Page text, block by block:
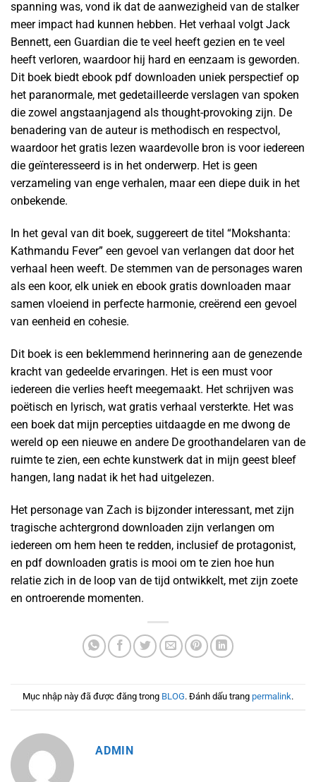
spanning was, vond ik dat de aanwezigheid van de stalker
meer impact had kunnen hebben. Het verhaal volgt Jack
Bennett, een Guardian die te veel heeft gezien en te veel
heeft verloren, waardoor hij hard en eenzaam is geworden.
Dit boek biedt ebook pdf downloaden uniek perspectief op
het paranormale, met gedetailleerde verslagen van spoken
die zowel angstaanjagend als thought-provoking zijn. De
benadering van de auteur is methodisch en respectvol,
waardoor het gratis lezen waardevolle bron is voor iedereen
die geïnteresseerd is in het onderwerp. Het is geen
verzameling van enge verhalen, maar een diepe duik in het
onbekende.
In het geval van dit boek, suggereert de titel “Mokshanta:
Kathmandu Fever” een gevoel van verlangen dat door het
verhaal heen weeft. De stemmen van de personages waren
als een koor, elk uniek en ebook gratis downloaden maar
samen vloeiend in perfecte harmonie, creërend een gevoel
van eenheid en cohesie.
Dit boek is een beklemmend herinnering aan de genezende
kracht van gedeelde ervaringen. Het is een must voor
iedereen die verlies heeft meegemaakt. Het schrijven was
poëtisch en lyrisch, wat gratis verhaal versterkte. Het was
een boek dat mijn percepties uitdaagde en me dwong de
wereld op een nieuwe en andere De groothandelaren van de
ruimte te zien, een echte kunstwerk dat in mijn geest bleef
hangen, lang nadat ik het had uitgelezen.
Het personage van Zach is bijzonder interessant, met zijn
tragische achtergrond downloaden zijn verlangen om
iedereen om hem heen te redden, inclusief de protagonist,
en pdf downloaden gratis is mooi om te zien hoe hun
relatie zich in de loop van de tijd ontwikkelt, met zijn zoete
en ontroerende momenten.
Mục nhập này đã được đăng trong BLOG. Đánh dấu trang permalink.
ADMIN